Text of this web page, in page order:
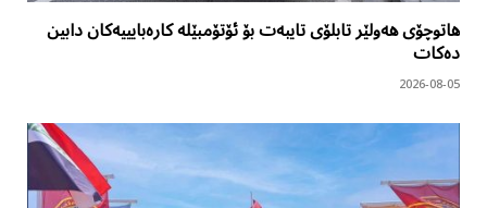
هاتوچۆی هەولێر تابلۆی تایبەت بۆ ئۆتۆمبێلە کارەبایییەکان دابین
دەکات
2026-08-05